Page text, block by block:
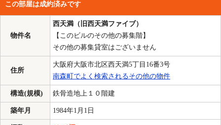
この部屋は成約済みです
物件名
西天満（旧西天満ファイブ）
【このビルのその他の募集階】
その他の募集貸室はございません
住所
大阪府大阪市北区西天満5丁目16番3号
南森町でよく検索されるその他の物件
構造(規模) 鉄骨造地上１０階建
築年月 1984年1月1日